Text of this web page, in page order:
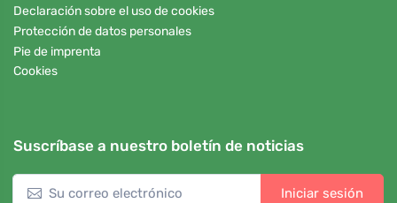
Declaración sobre el uso de cookies
Protección de datos personales
Pie de imprenta
Cookies
Suscríbase a nuestro boletín de noticias
Iniciar sesión